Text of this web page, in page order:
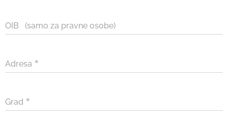
OIB (samo za pravne osobe)
Adresa
Grad